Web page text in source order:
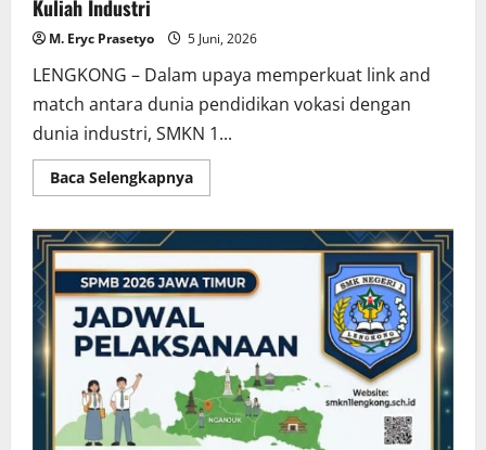
Kuliah Industri
M. Eryc Prasetyo 5 Juni, 2026
LENGKONG – Dalam upaya memperkuat link and
match antara dunia pendidikan vokasi dengan
dunia industri, SMKN 1...
Baca SelengkapnyaRead
more
Kompetensi
Masa
Depan,
SMKN
1
Lengkong
Hadirkan
Founder
Barber
Kulter
dalam
Kuliah
Industri